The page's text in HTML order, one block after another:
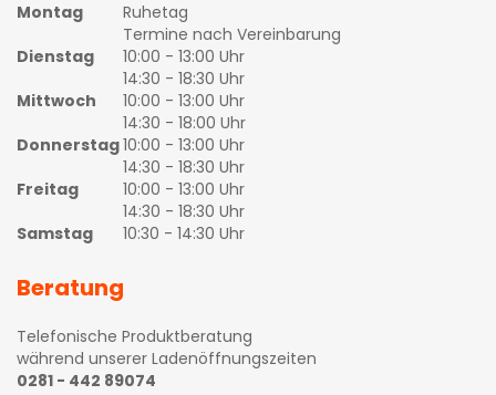
Montag
Ruhetag
Termine nach Vereinbarung
Dienstag
10:00 - 13:00 Uhr
14:30 - 18:30 Uhr
Mittwoch
10:00 - 13:00 Uhr
14:30 - 18:00 Uhr
Donnerstag10:00 - 13:00 Uhr
14:30 - 18:30 Uhr
Freitag
10:00 - 13:00 Uhr
14:30 - 18:30 Uhr
Samstag
10:30 - 14:30 Uhr
Beratung
Telefonische Produktberatung
während unserer Ladenöffnungszeiten
0281 - 442 89074